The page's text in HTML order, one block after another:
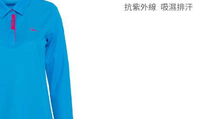
抗紫外線 吸濕排汗